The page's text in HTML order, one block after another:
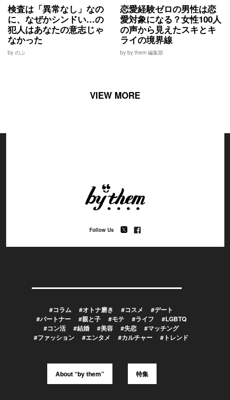
検査は「異常なし」なの
に、なぜかシンドい…の
犯人はあなたの意志じゃ
なかった
by のぶ
恋愛経験ゼロの男性は恋
愛対象になる？女性100人
の声から見えたスキとキ
ライの境界線
by by them 編集部
VIEW MORE
Follow Us
#コラム #オトナ磨き #コスメ
#デート
#パートナー
#親と子 #モテ #ライフ
#LGBTQ
#コン活
#結婚 #美容 #失恋
#マッチング
#ファッション
#エンタメ #カルチャー #トレンド
About “by them” 特集